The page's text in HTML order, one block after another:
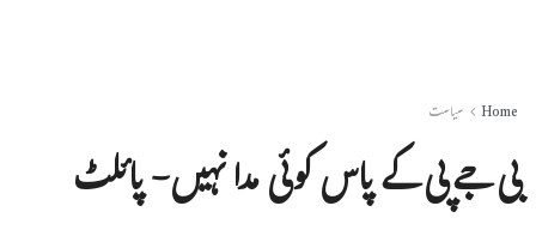
Home سیاست
بی جے پی کے پاس کوئی مدا نہیں- پائلٹ